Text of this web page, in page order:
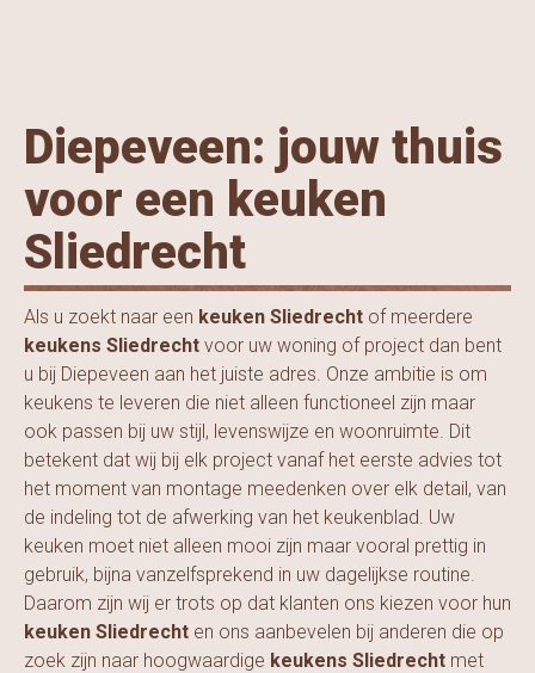
Diepeveen: jouw thuis
voor een keuken
Sliedrecht
Als u zoekt naar een keuken Sliedrecht of meerdere
keukens Sliedrecht voor uw woning of project dan bent
u bij Diepeveen aan het juiste adres. Onze ambitie is om
keukens te leveren die niet alleen functioneel zijn maar
ook passen bij uw stijl, levenswijze en woonruimte. Dit
betekent dat wij bij elk project vanaf het eerste advies tot
het moment van montage meedenken over elk detail, van
de indeling tot de afwerking van het keukenblad. Uw
keuken moet niet alleen mooi zijn maar vooral prettig in
gebruik, bijna vanzelfsprekend in uw dagelijkse routine.
Daarom zijn wij er trots op dat klanten ons kiezen voor hun
keuken Sliedrecht en ons aanbevelen bij anderen die op
zoek zijn naar hoogwaardige keukens Sliedrecht met